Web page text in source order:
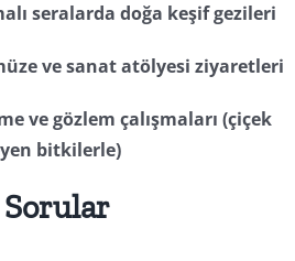
seralarda doğa keşif gezileri
ve sanat atölyesi ziyaretleri
ve gözlem çalışmaları (çiçek
bitkilerle)
Sorular